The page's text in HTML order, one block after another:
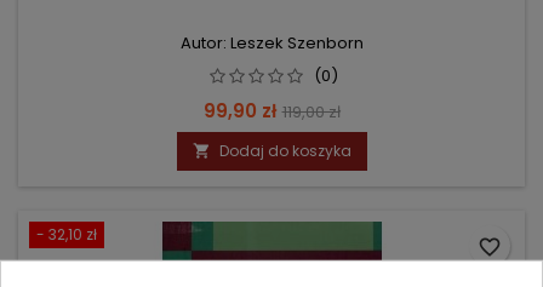
Autor: Leszek Szenborn
(0)
Cena
99,90 zł Cena
podstawowa
119,00 zł
 Dodaj do koszyka
- 32,10 zł
favorite_border